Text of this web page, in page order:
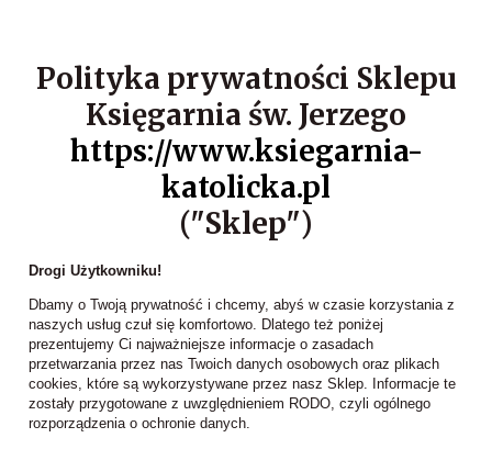
Polityka prywatności Sklepu
Księgarnia św. Jerzego
https://www.ksiegarnia-
katolicka.pl
("Sklep")
Drogi Użytkowniku!
Dbamy o Twoją prywatność i chcemy, abyś w czasie korzystania z
naszych usług czuł się komfortowo. Dlatego też poniżej
prezentujemy Ci najważniejsze informacje o zasadach
przetwarzania przez nas Twoich danych osobowych oraz plikach
cookies, które są wykorzystywane przez nasz Sklep. Informacje te
zostały przygotowane z uwzględnieniem RODO, czyli ogólnego
rozporządzenia o ochronie danych.